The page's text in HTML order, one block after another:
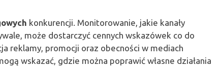
konkurencji. Monitorowanie, jakie kanały
może dostarczyć cennych wskazówek co do
reklamy, promocji oraz obecności w mediach
wskazać, gdzie można poprawić własne działania